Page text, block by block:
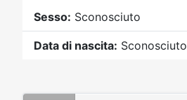
Sesso: Sconosciuto
Data di nascita: Sconosciuto